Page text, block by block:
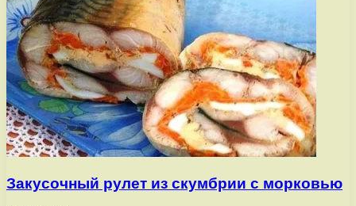
Закусочный рулет из скумбрии с морковью